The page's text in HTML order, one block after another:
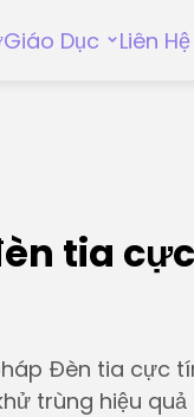
Giáo Dục Liên Hệ
tia
Đèn tia cực
trùng hiệu